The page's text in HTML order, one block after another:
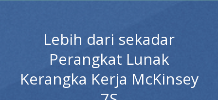
Lebih dari sekadar
Perangkat Lunak
Kerangka Kerja McKinsey